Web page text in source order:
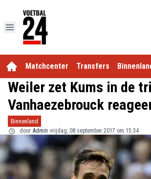
Matchcenter Transfers
Weiler zet Kums in de
Vanhaezebrouck
Binnenland
door Admin vrijdag, 08 september 2017 om 15:34